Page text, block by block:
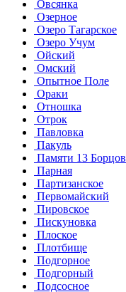
Овсянка
Озерное
Озеро Тагарское
Озеро Учум
Ойский
Омский
Опытное Поле
Ораки
Отношка
Отрок
Павловка
Пакуль
Памяти 13 Борцов
Парная
Партизанское
Первомайский
Пировское
Пискуновка
Плоское
Плотбище
Подгорное
Подгорный
Подсосное